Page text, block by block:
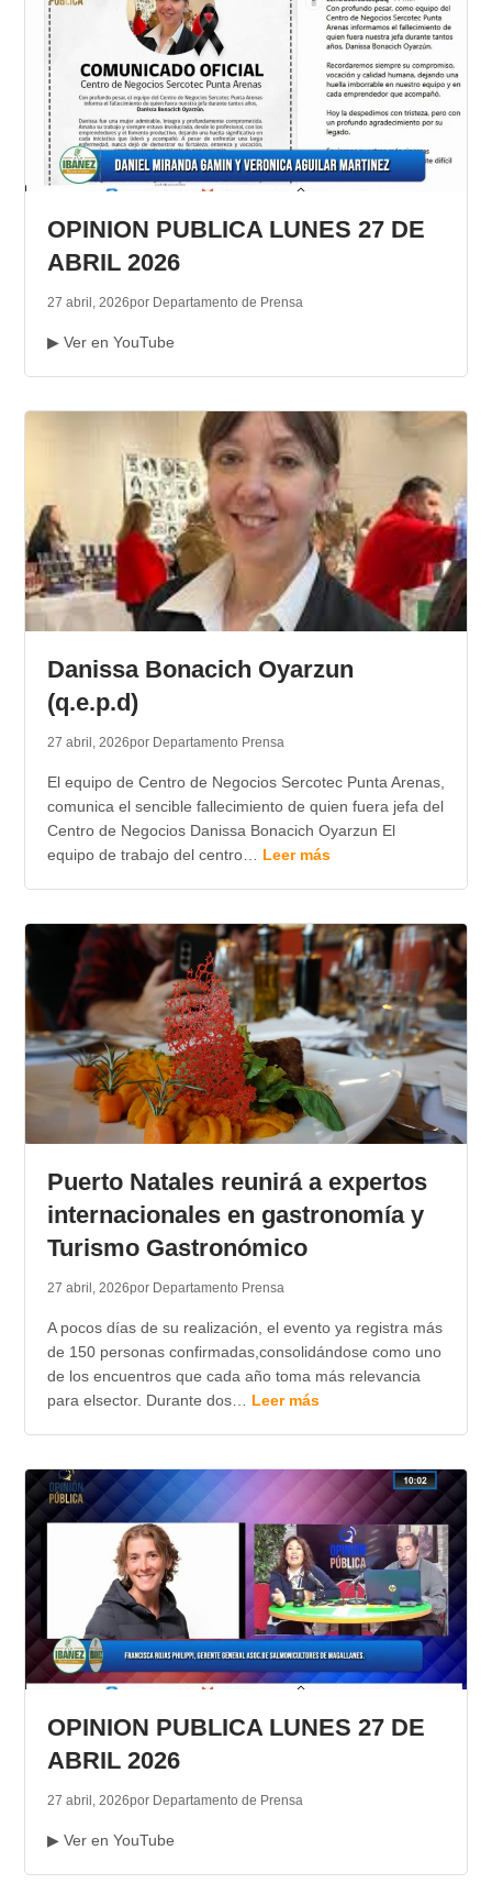
OPINION PUBLICA LUNES 27 DE
ABRIL 2026
27 abril, 2026por Departamento de Prensa
▶ Ver en YouTube
Danissa Bonacich Oyarzun
(q.e.p.d)
27 abril, 2026por Departamento Prensa
El equipo de Centro de Negocios Sercotec Punta Arenas,
comunica el sencible fallecimiento de quien fuera jefa del
Centro de Negocios Danissa Bonacich Oyarzun El
equipo de trabajo del centro… Leer más
Puerto Natales reunirá a expertos
internacionales en gastronomía y
Turismo Gastronómico
27 abril, 2026por Departamento Prensa
A pocos días de su realización, el evento ya registra más
de 150 personas confirmadas,consolidándose como uno
de los encuentros que cada año toma más relevancia
para elsector. Durante dos… Leer más
OPINION PUBLICA LUNES 27 DE
ABRIL 2026
27 abril, 2026por Departamento de Prensa
▶ Ver en YouTube